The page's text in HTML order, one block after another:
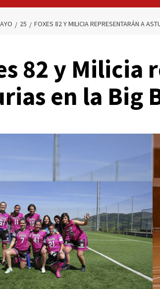
25 FOXES 82 Y MILICIA REPRESENTARÁN A
82 y Milicia
en la Big